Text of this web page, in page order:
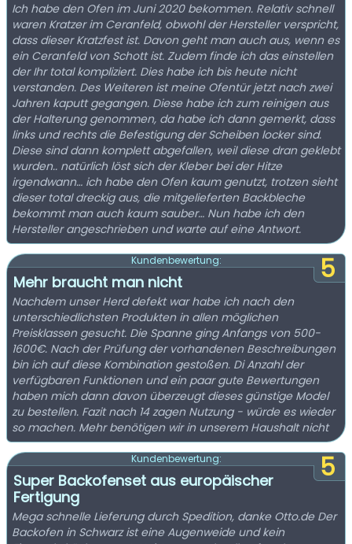
Ich habe den Ofen im Juni 2020 bekommen. Relativ schnell
waren Kratzer im Ceranfeld, obwohl der Hersteller verspricht,
dass dieser Kratzfest ist. Davon geht man auch aus, wenn es
ein Ceranfeld von Schott ist. Zudem finde ich das einstellen
der Ihr total kompliziert. Dies habe ich bis heute nicht
verstanden. Des Weiteren ist meine Ofentür jetzt nach zwei
Jahren kaputt gegangen. Diese habe ich zum reinigen aus
der Halterung genommen, da habe ich dann gemerkt, dass
links und rechts die Befestigung der Scheiben locker sind.
Diese sind dann komplett abgefallen, weil diese dran geklebt
wurden.. natürlich löst sich der Kleber bei der Hitze
irgendwann… ich habe den Ofen kaum genutzt, trotzen sieht
dieser total dreckig aus, die mitgelieferten Backbleche
bekommt man auch kaum sauber… Nun habe ich den
Hersteller angeschrieben und warte auf eine Antwort.
5
Kundenbewertung:
Mehr braucht man nicht
Nachdem unser Herd defekt war habe ich nach den
unterschiedlichsten Produkten in allen möglichen
Preisklassen gesucht. Die Spanne ging Anfangs von 500-
1600€. Nach der Prüfung der vorhandenen Beschreibungen
bin ich auf diese Kombination gestoßen. Di Anzahl der
verfügbaren Funktionen und ein paar gute Bewertungen
haben mich dann davon überzeugt dieses günstige Model
zu bestellen. Fazit nach 14 zagen Nutzung - würde es wieder
so machen. Mehr benötigen wir in unserem Haushalt nicht
5
Kundenbewertung:
Super Backofenset aus europäischer
Fertigung
Mega schnelle Lieferung durch Spedition, danke Otto.de Der
Backofen in Schwarz ist eine Augenweide und kein